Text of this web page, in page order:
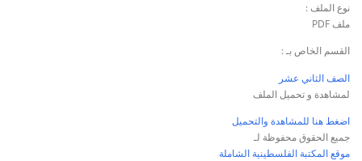
نوع الملف :
ملف PDF
القسم الخاص بـ :
الصف الثاني عشر
لمشاهدة و تحميل الملف
اضغط هنا للمشاهدة والتحميل
جميع الحقوق محفوظة لـ
موقع المكتبة الفلسطينية الشاملة